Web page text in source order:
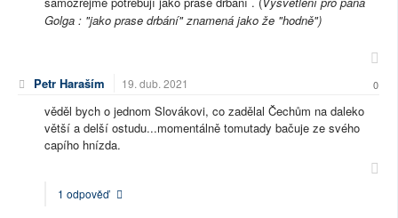
Golga : "jako prase drbání" znamená jako že "hodně")
Petr Haraším 19. dub. 2021 0
věděl bych o jednom Slovákovi, co zadělal Čechům na daleko
větší a delší ostudu...momentálně tomutady bačuje ze svého
capího hnízda.
1 odpověď